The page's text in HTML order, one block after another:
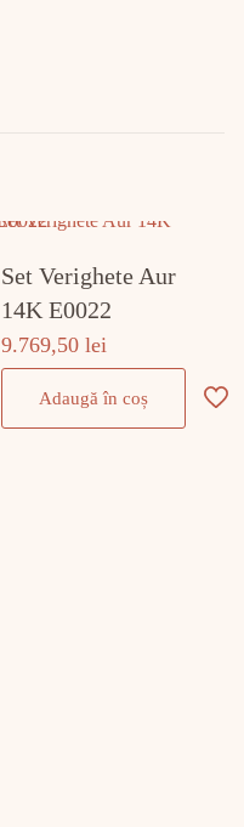
Set Verighete Aur
14K E0022
9.769,50lei
Adaugă în coș